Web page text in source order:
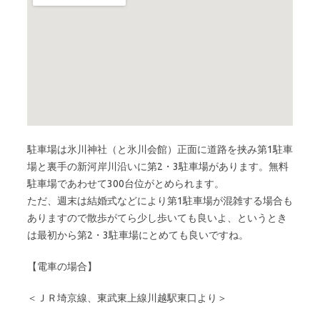
駐車場は氷川神社（と氷川会館）正面に道路を挟み第1駐車
場と裏手の新河岸川沿いに第2・3駐車場があります。無料
駐車場であわせて300台位がとめられます。
ただ、週末は結婚式などにより第1駐車場が混雑する場合も
ありますので散歩がてら少し歩いても良いよ、というとき
は最初から第2・3駐車場にとめても良いですね。
【電車の場合】
＜ＪＲ埼京線、東武東上線川越駅東口より＞